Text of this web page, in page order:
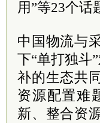
用”等23个话
中国物流与
下“单打独斗
补的生态共
资源配置难
新、整合资